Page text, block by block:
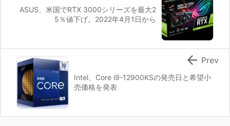
ASUS、米国でRTX 3000シリーズを最大2
5％値下げ。2022年4月1日から
Intel、Core i9-12900KSの発売日と希望小
売価格を発表
 Prev